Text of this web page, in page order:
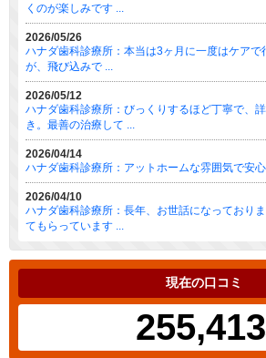
くのが楽しみです ...
2026/05/26
ハナダ歯科診療所：本当は3ヶ月に一度はケアで
が、飛び込みで ...
2026/05/12
ハナダ歯科診療所：びっくりするほど丁寧で、
き。最善の治療して ...
2026/04/14
ハナダ歯科診療所：アットホームな雰囲気で安
2026/04/10
ハナダ歯科診療所：長年、お世話になっており
てもらっています ...
現在の口コミ
255,413